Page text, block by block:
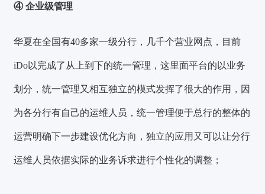
④ 企业级管理
华夏在全国有40多家一级分行，几千个营业网点，目前
iDo以完成了从上到下的统一管理，这里面平台的以业务
划分，统一管理又相互独立的模式发挥了很大的作用，因
为各分行有自己的运维人员，统一管理便于总行的整体的
运营明确下一步建设优化方向，独立的应用又可以让分行
运维人员依据实际的业务诉求进行个性化的调整；